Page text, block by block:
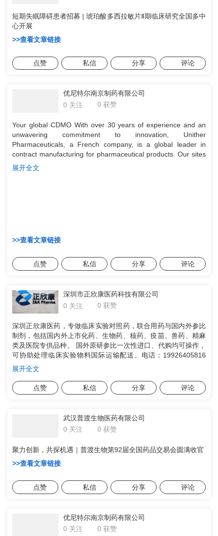
短期失眠障碍患者招募 | 琥珀酸多西拉敏片Ⅱ期临床研究全国多中
心开展
>>查看文章链接
点赞 私信 分享 评论
优尼特尔南京制药有限公司
0 关注
0 获赞
Your global CDMO With over 30 years of experience and an
unwavering commitment to innovation, Unither
Pharmaceuticals, a French company, is a global leader in
contract manufacturing for pharmaceutical products. Our sites
in France, the United States, Brazil, and China offer
comprehensive services in innovation, development, and
sites in France, the United States, Brazil, and China are
by numerous national health agencies, attesting to the
compliance of our facilities and implemented processes.
展开全文
>>查看文章链接
点赞 私信 分享 评论
深圳市正欣康医药科技有限公司
0 关注
0 获赞
深圳正欣康医药，专做临床实验对照药，联合用药与国内外参比
制剂，包括国内外上市化药、生物药、核药、疫苗、兽药、精麻
类及医院专供品种。 国外原研参比一次性进口、代购均可操作，
可协助处理临床实验物料国际运输配送。电话：19926405816
（微信同）
展开全文
点赞 私信 分享 评论
武汉普渡生物医药有限公司
0 关注
0 获赞
聚力创新，共探机遇｜普渡生物第92届全国药品交易会圆满收官
>>查看文章链接
点赞 私信 分享 评论
优尼特尔南京制药有限公司
0 关注
0 获赞